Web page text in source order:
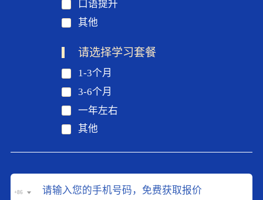
口语提升
其他
请选择学习套餐
1-3个月
3-6个月
一年左右
其他
+86